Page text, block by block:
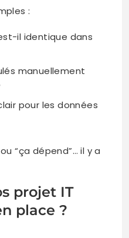
:
il identique dans
manuellement
pour les données
“ça dépend”… il y a
projet IT
place ?